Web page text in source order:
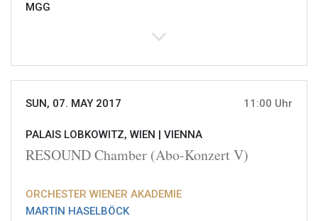
MGG
SUN, 07. MAY 2017 11:00 Uhr
PALAIS LOBKOWITZ, WIEN | VIENNA
RESOUND Chamber (Abo-Konzert V)
ORCHESTER WIENER AKADEMIE
MARTIN HASELBÖCK